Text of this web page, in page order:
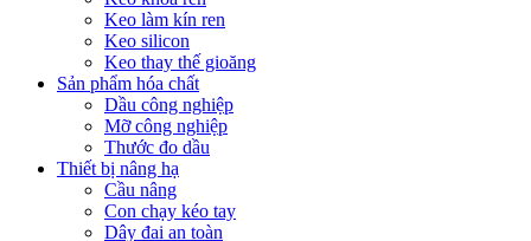
Keo làm kín ren
Keo silicon
Keo thay thế gioăng
Sản phẩm hóa chất
Dầu công nghiệp
Mỡ công nghiệp
Thước đo dầu
Thiết bị nâng hạ
Cầu nâng
Con chạy kéo tay
Dây đai an toàn